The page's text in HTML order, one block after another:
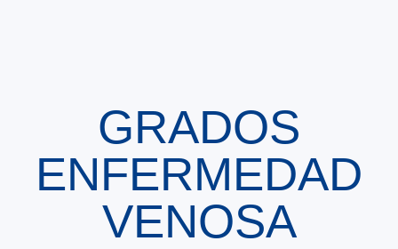
GRADOS
ENFERMEDAD
VENOSA